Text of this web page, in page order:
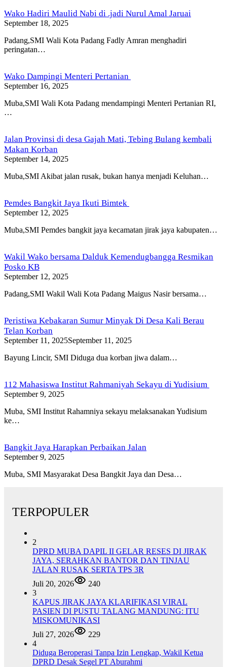
Wako Hadiri Maulid Nabi di .jadi Nurul Amal Jaruai
September 18, 2025
Padang,SMI Wali Kota Padang Fadly Amran menghadiri
peringatan…
Wako Dampingi Menteri Pertanian
September 16, 2025
Muba,SMI Wali Kota Padang mendampingi Menteri Pertanian RI,
…
Jalan Provinsi di desa Gajah Mati, Tebing Bulang kembali
Makan Korban
September 14, 2025
Muba,SMI Akibat jalan rusak, bukan hanya menjadi Keluhan…
Pemdes Bangkit Jaya Ikuti Bimtek
September 12, 2025
Muba,SMI Pemdes bangkit jaya kecamatan jirak jaya kabupaten…
Wakil Wako bersama Dalduk Kemendugbangga Resmikan
Posko KB
September 12, 2025
Padang,SMI Wakil Wali Kota Padang Maigus Nasir bersama…
Peristiwa Kebakaran Sumur Minyak Di Desa Kali Berau
Telan Korban
September 11, 2025September 11, 2025
Bayung Lincir, SMI Diduga dua korban jiwa dalam…
112 Mahasiswa Institut Rahmaniyah Sekayu di Yudisium
September 9, 2025
Muba, SMI Institut Rahamniya sekayu melaksanakan Yudisium
ke…
Bangkit Jaya Harapkan Perbaikan Jalan
September 9, 2025
Muba, SMI Masyarakat Desa Bangkit Jaya dan Desa…
TERPOPULER
2
DPRD MUBA DAPIL II GELAR RESES DI JIRAK
JAYA, SERAHKAN BANTOR DAN TINJAU
JALAN RUSAK SERTA TPS 3R
Juli 20, 2026
240
3
KAPUS JIRAK JAYA KLARIFIKASI VIRAL
PASIEN DI PUSTU TALANG MANDUNG: ITU
MISKOMUNIKASI
Juli 27, 2026
229
4
Diduga Beroperasi Tanpa Izin Lengkap, Wakil Ketua
DPRD Desak Segel PT Aburahmi